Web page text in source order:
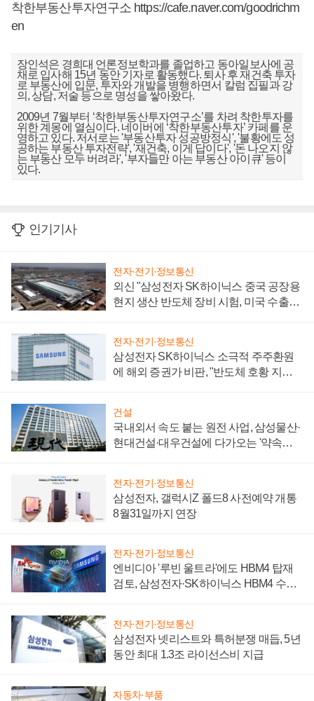
착한부동산투자연구소 https://cafe.naver.com/goodrichm
en
장인석은 경희대 언론정보학과를 졸업하고 동아일보사에 공
채로 입사해 15년 동안 기자로 활동했다. 퇴사 후 재건축 투자
로 부동산에 입문, 투자와 개발을 병행하면서 칼럼 집필과 강
의, 상담, 저술 등으로 명성을 쌓아왔다.
2009년 7월부터 ‘착한부동산투자연구소’를 차려 착한투자를
위한 계몽에 열심이다. 네이버에 ‘착한부동산투자’ 카페를 운
영하고 있다. 저서로는 '부동산투자 성공방정식', '불황에도 성
공하는 부동산 투자전략', '재건축, 이게 답이다', '돈 나오지 않
는 부동산 모두 버려라', '부자들만 아는 부동산 아이큐' 등이
있다.
인기기사
전자·전기·정보통신
외신 "삼성전자 SK하이닉스 중국 공장용
현지 생산 반도체 장비 시험, 미국 수출통
전자·전기·정보통신
삼성전자 SK하이닉스 소극적 주주환원
에 해외 증권가 비판, "반도체 호황 지속
건설
국내외서 속도 붙는 원전 사업, 삼성물산·
현대건설·대우건설에 다가오는 '약속의
전자·전기·정보통신
삼성전자, 갤럭시Z 폴드8 사전예약 개통
8월31일까지 연장
전자·전기·정보통신
엔비디아 '루빈 울트라'에도 HBM4 탑재
검토, 삼성전자·SK하이닉스 HBM4 수율
전자·전기·정보통신
삼성전자 넷리스트와 특허분쟁 매듭, 5년
동안 최대 1.3조 라이선스비 지급
자동차·부품